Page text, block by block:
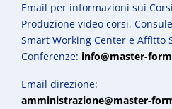
Email per informazioni sui
Produzione video corsi,
Smart Working Center e Affitto
Conferenze: info@master-
Email direzione:
amministrazione@master-